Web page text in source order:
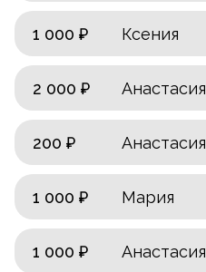
1 000 ₽ Ксения
2 000 ₽ Анастасия
200 ₽ Анастасия
1 000 ₽ Мария
1 000 ₽ Анастасия